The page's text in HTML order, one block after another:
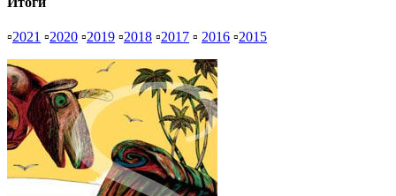
▫2021 ▫2020 ▫2019 ▫2018 ▫2017 ▫ 2016 ▫2015